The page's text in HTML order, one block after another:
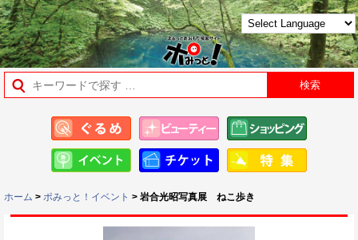
ホーム > ポみっと！イベント > 岩合光昭写真展 ねこ歩き